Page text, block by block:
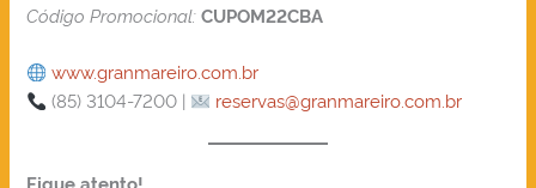
Código Promocional: CUPOM22CBA
www.granmareiro.com.br
(85) 3104-7200 |
reservas@granmareiro.com.br